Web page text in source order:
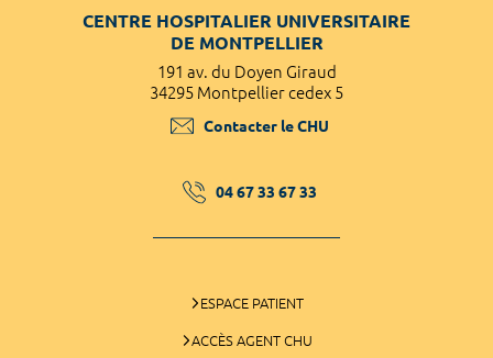
CENTRE HOSPITALIER UNIVERSITAIRE
DE MONTPELLIER
191 av. du Doyen Giraud
34295 Montpellier cedex 5
Contacter le CHU
04 67 33 67 33
ESPACE PATIENT
ACCÈS AGENT CHU